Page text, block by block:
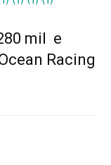
mil e
Racing